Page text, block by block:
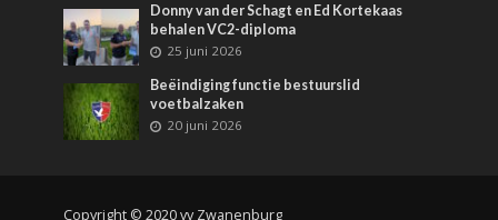
Donny van der Schagt en Ed Kortekaas
behalen VC2-diploma
25 juni 2026
Beëindiging functie bestuurslid
voetbalzaken
20 juni 2026
Copyright © 2020 vv Zwanenburg